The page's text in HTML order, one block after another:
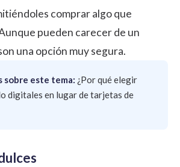
comprar algo que
pueden carecer de un
una opción muy segura.
sobre este tema: ¿Por qué elegir
digitales en lugar de tarjetas de